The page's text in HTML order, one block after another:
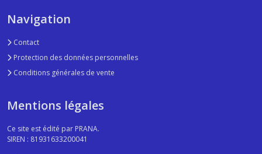
Navigation
Contact
Protection des données personnelles
Conditions générales de vente
Mentions légales
Ce site est édité par PRANA.
SIREN : 81931633200041